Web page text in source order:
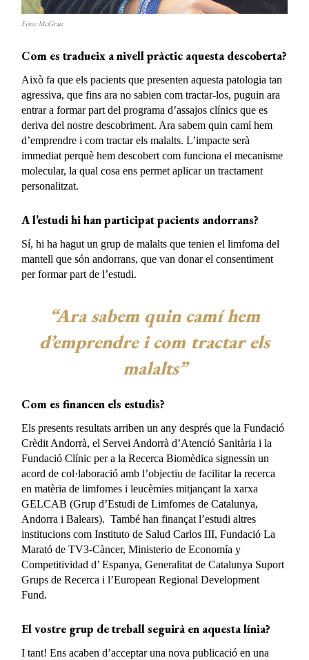
Foto: McGrau
Com es tradueix a nivell pràctic aquesta descoberta?
Això fa que els pacients que presenten aquesta patologia tan
agressiva, que fins ara no sabien com tractar-los, puguin ara
entrar a formar part del programa d’assajos clínics que es
deriva del nostre descobriment. Ara sabem quin camí hem
d’emprendre i com tractar els malalts. L’impacte serà
immediat perquè hem descobert com funciona el mecanisme
molecular, la qual cosa ens permet aplicar un tractament
personalitzat.
A l’estudi hi han participat pacients andorrans?
Sí, hi ha hagut un grup de malalts que tenien el limfoma del
mantell que són andorrans, que van donar el consentiment
per formar part de l’estudi.
“Ara sabem quin camí hem
d’emprendre i com tractar els
malalts”
Com es financen els estudis?
Els presents resultats arriben un any després que la Fundació
Crèdit Andorrà, el Servei Andorrà d’Atenció Sanitària i la
Fundació Clínic per a la Recerca Biomèdica signessin un
acord de col·laboració amb l’objectiu de facilitar la recerca
en matèria de limfomes i leucèmies mitjançant la xarxa
GELCAB (Grup d’Estudi de Limfomes de Catalunya,
Andorra i Balears). També han finançat l’estudi altres
institucions com Instituto de Salud Carlos III, Fundació La
Marató de TV3-Càncer, Ministerio de Economía y
Competitividad d’ Espanya, Generalitat de Catalunya Suport
Grups de Recerca i l’European Regional Development
Fund.
El vostre grup de treball seguirà en aquesta línia?
I tant! Ens acaben d’acceptar una nova publicació en una